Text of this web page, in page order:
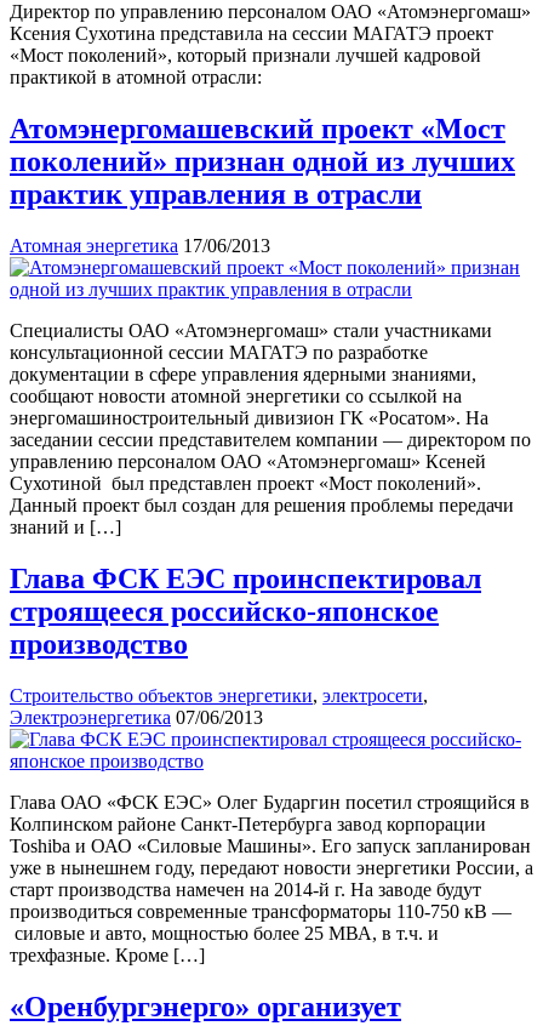
Директор по управлению персоналом ОАО «Атомэнергомаш»
Ксения Сухотина представила на сессии МАГАТЭ проект
«Мост поколений», который признали лучшей кадровой
практикой в атомной отрасли:
Атомэнергомашевский проект «Мост
поколений» признан одной из лучших
практик управления в отрасли
Атомная энергетика 17/06/2013
Специалисты ОАО «Атомэнергомаш» стали участниками
консультационной сессии МАГАТЭ по разработке
документации в сфере управления ядерными знаниями,
сообщают новости атомной энергетики со ссылкой на
энергомашиностроительный дивизион ГК «Росатом». На
заседании сессии представителем компании — директором по
управлению персоналом ОАО «Атомэнергомаш» Ксеней
Сухотиной был представлен проект «Мост поколений».
Данный проект был создан для решения проблемы передачи
знаний и […]
Глава ФСК ЕЭС проинспектировал
строящееся российско-японское
производство
Строительство объектов энергетики, электросети,
Электроэнергетика 07/06/2013
Глава ОАО «ФСК ЕЭС» Олег Бударгин посетил строящийся в
Колпинском районе Санкт-Петербурга завод корпорации
Toshiba и ОАО «Силовые Машины». Его запуск запланирован
уже в нынешнем году, передают новости энергетики России, а
старт производства намечен на 2014-й г. На заводе будут
производиться современные трансформаторы 110-750 кВ —
силовые и авто, мощностью более 25 МВА, в т.ч. и
трехфазные. Кроме […]
«Оренбургэнерго» организует